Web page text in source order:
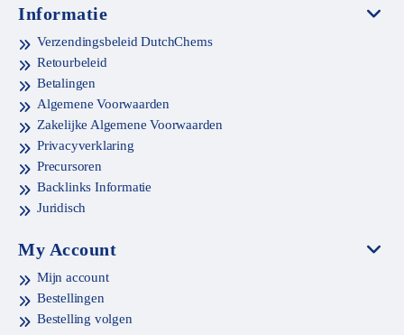
Informatie
Verzendingsbeleid DutchChems
Retourbeleid
Betalingen
Algemene Voorwaarden
Zakelijke Algemene Voorwaarden
Privacyverklaring
Precursoren
Backlinks Informatie
Juridisch
My Account
Mijn account
Bestellingen
Bestelling volgen